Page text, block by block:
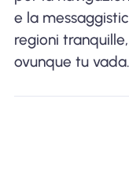
e la
regioni
ovunque tu vada.